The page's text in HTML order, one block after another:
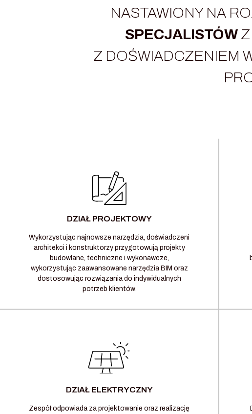
NASTAWIONY NA
SPECJALISTÓW
Z DOŚWIADCZENIEM
DZIAŁ PROJEKTOWY
Wykorzystując najnowsze narzędzia, doświadczeni
architekci i konstruktorzy przygotowują projekty
budowlane, techniczne i wykonawcze,
wykorzystując zaawansowane narzędzia BIM oraz
dostosowując rozwiązania do indywidualnych
potrzeb klientów.
DZIAŁ ELEKTRYCZNY
Zespół odpowiada za projektowanie oraz realizację